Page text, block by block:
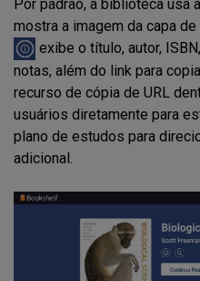
Por padrão, a biblioteca usa
mostra a imagem da capa
exibe o título, autor,
notas, além do link para
recurso de cópia de URL
usuários diretamente para
plano de estudos para
adicional.